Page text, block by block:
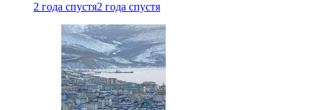
2 года спустя2 года спустя